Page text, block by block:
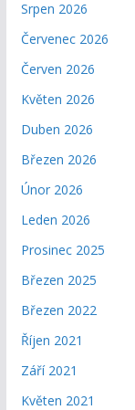
Srpen 2026
Červenec 2026
Červen 2026
Květen 2026
Duben 2026
Březen 2026
Únor 2026
Leden 2026
Prosinec 2025
Březen 2025
Březen 2022
Říjen 2021
Září 2021
Květen 2021